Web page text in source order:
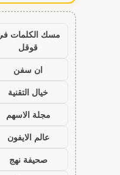
مسك الكلمات
قوقل
ان سفن
خيال التقنية
مجلة الاسهم
عالم الايفون
صحيفة نهج